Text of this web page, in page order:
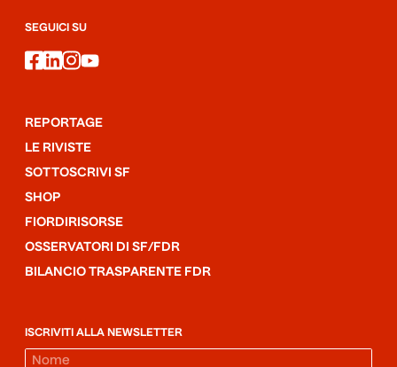
SEGUICI SU
facebook
linkedin
instagram
youtube
REPORTAGE
LE RIVISTE
SOTTOSCRIVI SF
SHOP
FIORDIRISORSE
OSSERVATORI DI SF/FDR
BILANCIO TRASPARENTE FDR
ISCRIVITI ALLA NEWSLETTER